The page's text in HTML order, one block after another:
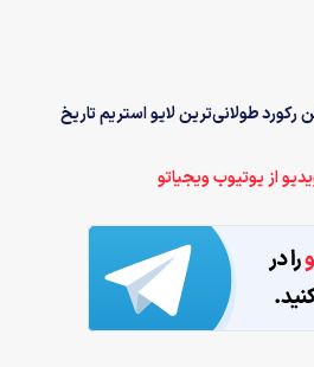
طولانی‌ترین لایو استریم تاریخ
از یوتیوب ویجیاتو